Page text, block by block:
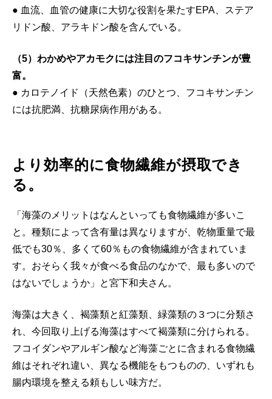
● 血流、血管の健康に大切な役割を果たすEPA、ステア
リドン酸、アラキドン酸を含んでいる。
（5）わかめやアカモクには注目のフコキサンチンが豊
富。
● カロテノイド（天然色素）のひとつ、フコキサンチン
には抗肥満、抗糖尿病作用がある。
より効率的に食物繊維が摂取でき
る。
「海藻のメリットはなんといっても食物繊維が多いこ
と。種類によって含有量は異なりますが、乾物重量で最
低でも30％、多くて60％もの食物繊維が含まれていま
す。おそらく我々が食べる食品のなかで、最も多いので
はないでしょうか」と宮下和夫さん。
海藻は大きく、褐藻類と紅藻類、緑藻類の３つに分類さ
れ、今回取り上げる海藻はすべて褐藻類に分けられる。
フコイダンやアルギン酸など海藻ごとに含まれる食物繊
維はそれぞれ違い、異なる機能をもつものの、いずれも
腸内環境を整える頼もしい味方だ。